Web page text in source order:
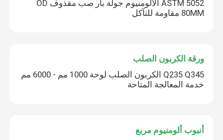
ASTM 5052 الألومنيوم جولة بار صب مقذوف OD
80MM مقاومة للتآكل
ورقة الكربون الصلب
Q235 Q345 الكربون الصلب لوحة 1000 مم - 6000 مم
خدمة المعالجة المتاحة
أنبوب ألومنيوم مربع